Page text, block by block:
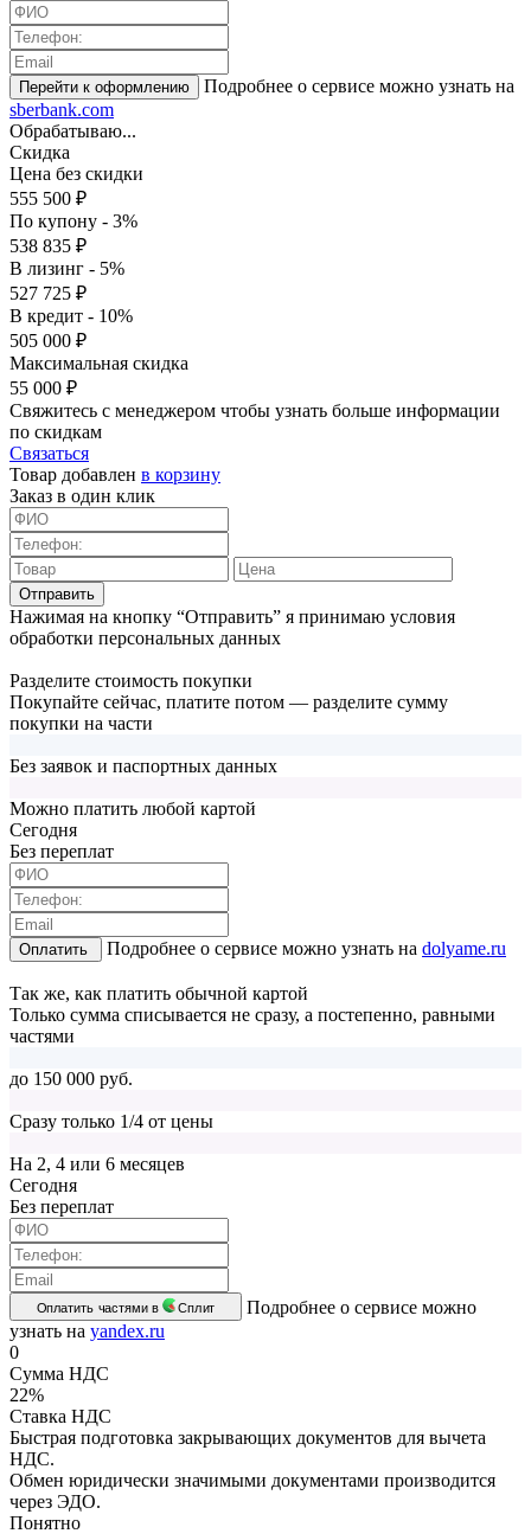
Подробнее о сервисе можно узнать на
sberbank.com
Обрабатываю...
Скидка
Цена без скидки
555 500 ₽
По купону - 3%
538 835 ₽
В лизинг - 5%
527 725 ₽
В кредит - 10%
505 000 ₽
Максимальная скидка
55 000 ₽
Свяжитесь с менеджером чтобы узнать больше информации
по скидкам
Связаться
Товар добавлен в корзину
Заказ в один клик
Отправить
Нажимая на кнопку “Отправить” я принимаю условия
обработки персональных данных
Разделите стоимость покупки
Покупайте сейчас, платите потом — разделите сумму
покупки на части
Без заявок и паспортных данных
Можно платить любой картой
Cегодня
Без переплат
Оплатить Подробнее о сервисе можно узнать на dolyame.ru
Так же, как платить обычной картой
Только сумма списывается не сразу, а постепенно, равными
частями
до 150 000 руб.
Сразу только 1/4 от цены
На 2, 4 или 6 месяцев
Cегодня
Без переплат
Оплатить частями в Сплит
Подробнее о сервисе можно
узнать на yandex.ru
0
Сумма НДС
22%
Ставка НДС
Быстрая подготовка закрывающих документов для вычета
НДС.
Обмен юридически значимыми документами производится
через ЭДО.
Понятно